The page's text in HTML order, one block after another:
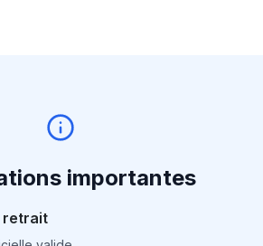
importantes
retrait